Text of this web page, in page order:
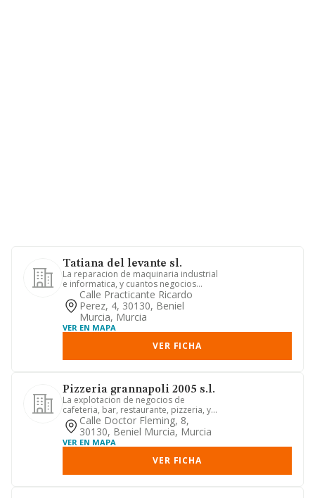
Tatiana del levante sl.
La reparacion de maquinaria industrial
e informatica, y cuantos negocios
licitos esten relacionados...
Calle Practicante Ricardo
Perez, 4, 30130, Beniel
Murcia, Murcia
VER EN MAPA
VER FICHA
Pizzeria grannapoli 2005 s.l.
La explotacion de negocios de
cafeteria, bar, restaurante, pizzeria, y
actividades de hosteleria
Calle Doctor Fleming, 8,
30130, Beniel Murcia, Murcia
VER EN MAPA
VER FICHA